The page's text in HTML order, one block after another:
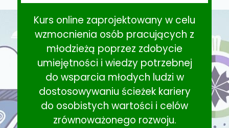
Kurs online zaprojektowany w celu
wzmocnienia osób pracujących z
młodzieżą poprzez zdobycie
umiejętności i wiedzy potrzebnej
do wsparcia młodych ludzi w
dostosowywaniu ścieżek kariery
do osobistych wartości i celów
zrównoważonego rozwoju.